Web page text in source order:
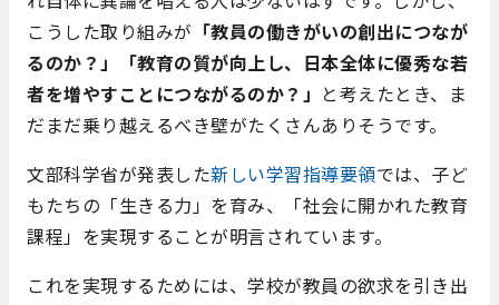
こうした取り組みが 「教員の働きがいの創出につなが
るのか？」「教育の質が向上し、日本全体に優秀な若
者を増やすことにつながるのか？」 と考えたとき、ま
だまだ乗り越えるべき壁がたくさんありそうです。
文部科学省が発表した新しい学習指導要領では、子ど
もたちの「生きる力」を育み、「社会に開かれた教育
課程」を実現することが明言されています。
これを実現するためには、学校が教員の欲求を引き出